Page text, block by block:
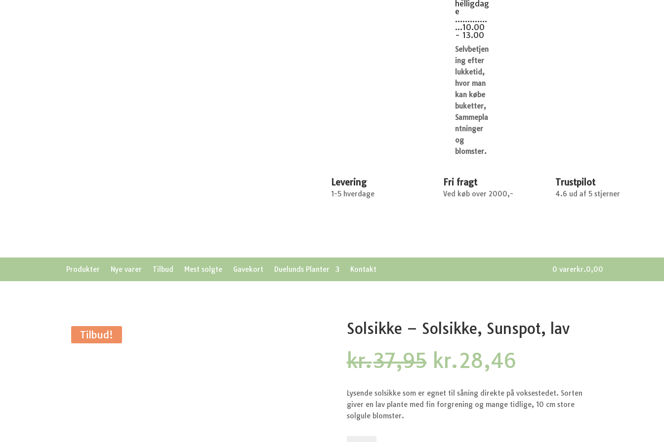
helligdag
e
.............
...10.00
- 13.00
Selvbetjen
ing efter
lukketid,
hvor man
kan købe
buketter,
Sammepla
ntninger
og
blomster.
Levering
1-5 hverdage
Fri fragt
Ved køb over 2000,-
Trustpilot
4.6 ud af 5 stjerner
Produkter Nye varer Tilbud Mest solgte Gavekort Duelunds Planter Kontakt 0 varerkr.0,00
Tilbud! Solsikke – Solsikke, Sunspot, lav
kr.37,95 Den
oprindelige
pris
var:
kr.37,95.
kr.28,46
pris
er:
kr.28,46.
Lysende solsikke som er egnet til såning direkte på voksestedet. Sorten
giver en lav plante med fin forgrening og mange tidlige, 10 cm store
solgule blomster.